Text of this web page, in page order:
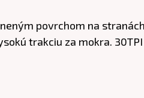
povrchom na
trakciu za mokra.